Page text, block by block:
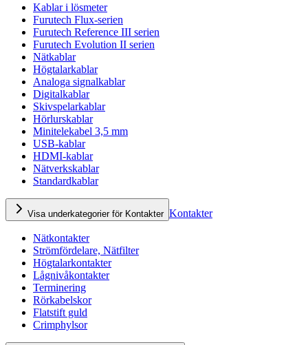
Kablar i lösmeter
Furutech Flux-serien
Furutech Reference III serien
Furutech Evolution II serien
Nätkablar
Högtalarkablar
Analoga signalkablar
Digitalkablar
Skivspelarkablar
Hörlurskablar
Minitelekabel 3,5 mm
USB-kablar
HDMI-kablar
Nätverkskablar
Standardkablar
Visa underkategorier för Kontakter Kontakter
Nätkontakter
Strömfördelare, Nätfilter
Högtalarkontakter
Lågnivåkontakter
Terminering
Rörkabelskor
Flatstift guld
Crimphylsor